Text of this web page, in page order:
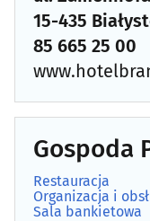
15-435
85 665 25 00
Gospoda
Restauracja
Organizacja i
Sala bankietowa